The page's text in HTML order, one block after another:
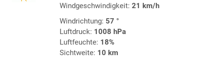
Windgeschwindigkeit: 21 km/h
Windrichtung: 57 °
Luftdruck: 1008 hPa
Luftfeuchte: 18%
Sichtweite: 10 km